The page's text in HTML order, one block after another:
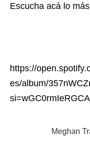
Escucha acá lo
https://
es/album/
Meghan